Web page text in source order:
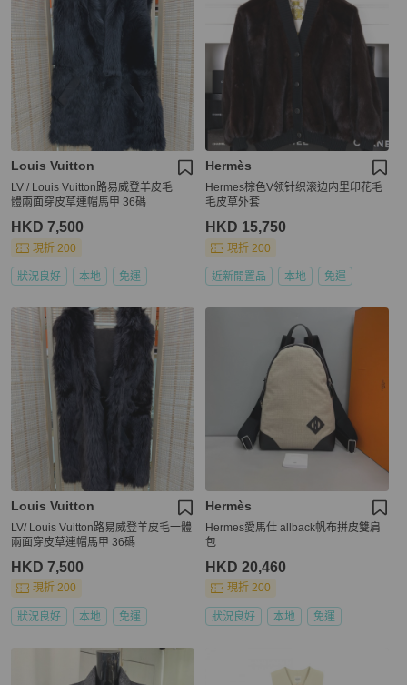
Louis Vuitton
LV / Louis Vuitton路易威登羊皮毛一
體兩面穿皮草連帽馬甲 36碼
HKD 7,500
現折 200
狀況良好 本地 免運
Hermès
Hermes棕色V领针织滚边内里印花毛
毛皮草外套
HKD 15,750
現折 200
近新閒置品 本地 免運
Louis Vuitton
LV/ Louis Vuitton路易威登羊皮毛一體
兩面穿皮草連帽馬甲 36碼
HKD 7,500
現折 200
狀況良好 本地 免運
Hermès
Hermes愛馬仕 allback帆布拼皮雙肩
包
HKD 20,460
現折 200
狀況良好 本地 免運